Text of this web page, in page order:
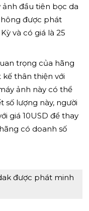
ảnh đầu tiên bọc da
được phát
và có giá là 25
trọng của hãng
thân thiện với
ảnh này có thể
số lượng này, người
giá 10USD để thay
có doanh số
được phát minh